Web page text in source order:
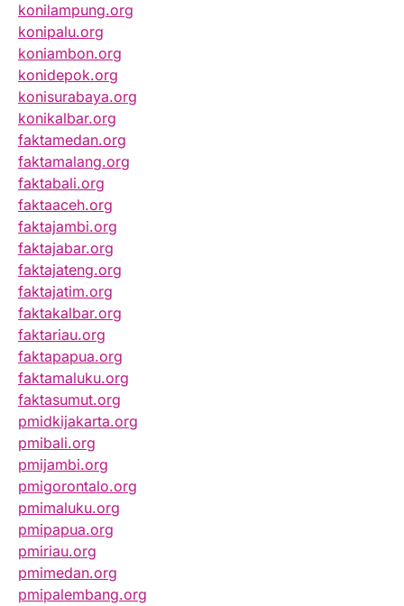
konilampung.org
konipalu.org
koniambon.org
konidepok.org
konisurabaya.org
konikalbar.org
faktamedan.org
faktamalang.org
faktabali.org
faktaaceh.org
faktajambi.org
faktajabar.org
faktajateng.org
faktajatim.org
faktakalbar.org
faktariau.org
faktapapua.org
faktamaluku.org
faktasumut.org
pmidkijakarta.org
pmibali.org
pmijambi.org
pmigorontalo.org
pmimaluku.org
pmipapua.org
pmiriau.org
pmimedan.org
pmipalembang.org